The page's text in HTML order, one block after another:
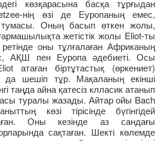
көзқарасына басқа тұрғыдан
нің өзі де Еуропаның емес,
тумасы. Оның басып өткен жолы,
жетістік жолы Eliot-ты
оны тұлғалаған Африканың
АҚШ пен Еуропа әдебиеті. Осы
атаған біртұтастық (өркениет)
да шешіп тұр. Мақаланың екінші
таңда айна қатесіз клласик атанып
туралы жазады. Айтар ойы Bach
көзі тірісінде бүгінгідей
Оны кезінде аз сандағы
сақтаған. Шекті көлемде